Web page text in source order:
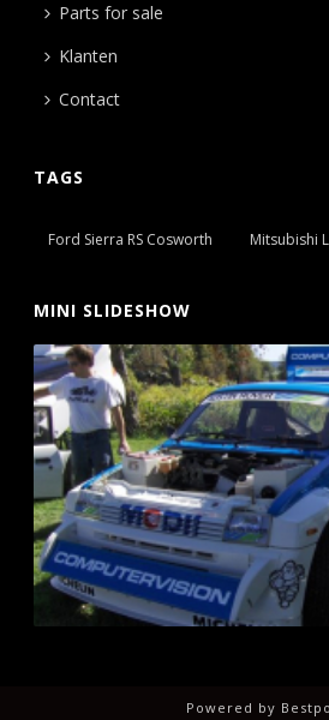
Parts for sale
Klanten
Contact
TAGS
Ford Sierra RS Cosworth Mitsubishi
MINI SLIDESHOW
Powered by